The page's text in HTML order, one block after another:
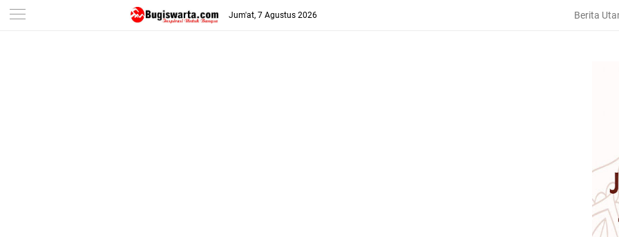
-->
Jum'at, 7 Agustus 2026 Berita